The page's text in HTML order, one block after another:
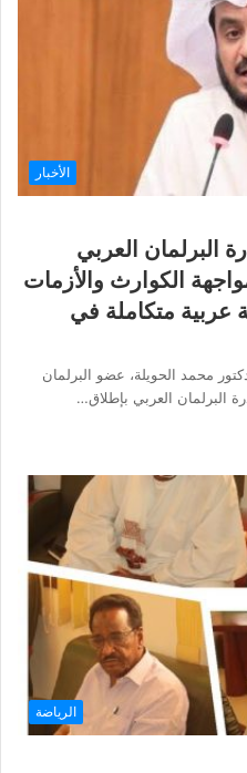
الأخبار
البرلمان العربي
الكوارث والأزمات
متكاملة في
محمد الحويلة، عضو البرلمان
البرلمان العربي بإطلاق…
الرياضة